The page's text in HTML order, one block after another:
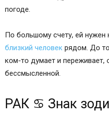
погоде.
По большому счету, ей нужен
близкий человек рядом. До
ком-то думает и переживает,
бессмысленной.
РАК ♋ Знак